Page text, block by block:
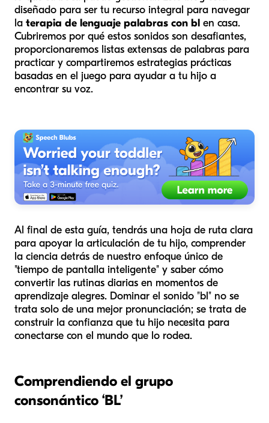
diseñado para ser tu recurso integral para navegar
la terapia de lenguaje palabras con bl en casa.
Cubriremos por qué estos sonidos son desafiantes,
proporcionaremos listas extensas de palabras para
practicar y compartiremos estrategias prácticas
basadas en el juego para ayudar a tu hijo a
encontrar su voz.
Al final de esta guía, tendrás una hoja de ruta clara
para apoyar la articulación de tu hijo, comprender
la ciencia detrás de nuestro enfoque único de
"tiempo de pantalla inteligente" y saber cómo
convertir las rutinas diarias en momentos de
aprendizaje alegres. Dominar el sonido "bl" no se
trata solo de una mejor pronunciación; se trata de
construir la confianza que tu hijo necesita para
conectarse con el mundo que lo rodea.
Comprendiendo el grupo
consonántico ‘BL’